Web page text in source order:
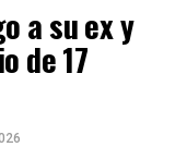
a su ex y
de 17